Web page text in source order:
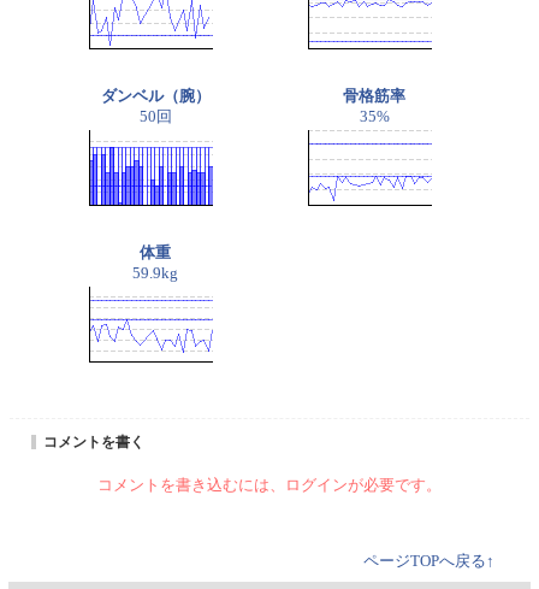
ダンベル（腕）
50回
骨格筋率
35%
体重
59.9kg
コメントを書く
コメントを書き込むには、ログインが必要です。
ページTOPへ戻る↑